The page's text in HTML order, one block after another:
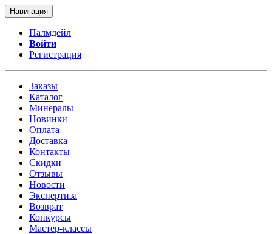
Навигация
Палмдейл
Войти
Регистрация
Заказы
Каталог
Минералы
Новинки
Оплата
Доставка
Контакты
Скидки
Отзывы
Новости
Экспертиза
Возврат
Конкурсы
Мастер-классы